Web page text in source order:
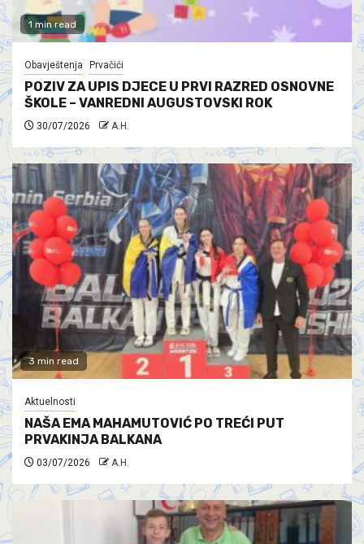
1 min read
Obavještenja Prvačići
POZIV ZA UPIS DJECE U PRVI RAZRED OSNOVNE
ŠKOLE – VANREDNI AUGUSTOVSKI ROK
30/07/2026 A.H.
3 min read
Aktuelnosti
NAŠA EMA MAHAMUTOVIĆ PO TREĆI PUT
PRVAKINJA BALKANA
03/07/2026 A.H.